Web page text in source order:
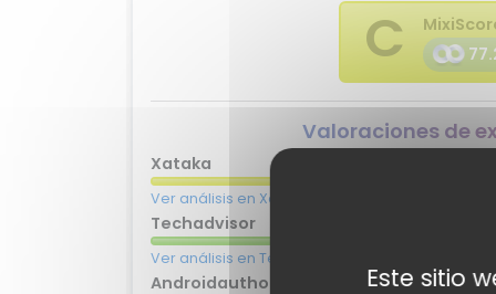
C
Valoraciones de
Xataka
Ver análisis en Xataka
Techadvisor
Ver análisis en Techadvisor
Androidauthority
Este sitio